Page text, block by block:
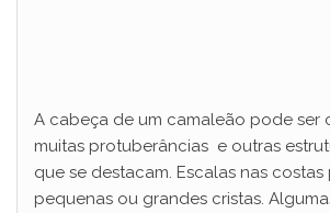
A cabeça de um camaleão pode ser
muitas protuberâncias e outras
que se destacam. Escalas nas
pequenas ou grandes cristas.